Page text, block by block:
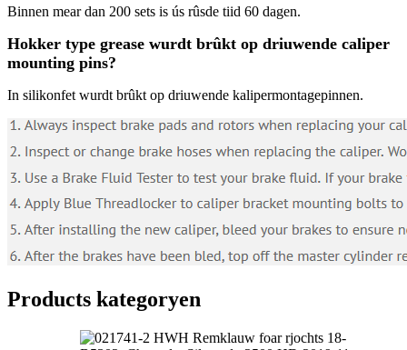
Binnen mear dan 200 sets is ús rûsde tiid 60 dagen.
Hokker type grease wurdt brûkt op driuwende caliper
mounting pins?
In silikonfet wurdt brûkt op driuwende kalipermontagepinnen.
Products kategoryen